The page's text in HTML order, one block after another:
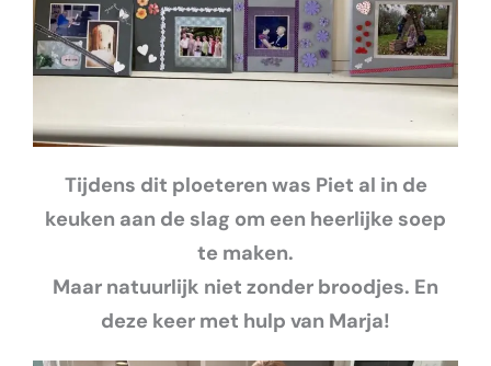
Tijdens dit ploeteren was Piet al in de
keuken aan de slag om een heerlijke soep
te maken.
Maar natuurlijk niet zonder broodjes. En
deze keer met hulp van Marja!